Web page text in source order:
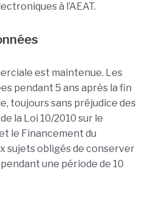
à l’AEAT.
est maintenue. Les
pendant 5 ans après la fin
toujours sans préjudice des
la Loi 10/2010 sur le
le Financement du
sujets obligés de conserver
une période de 10